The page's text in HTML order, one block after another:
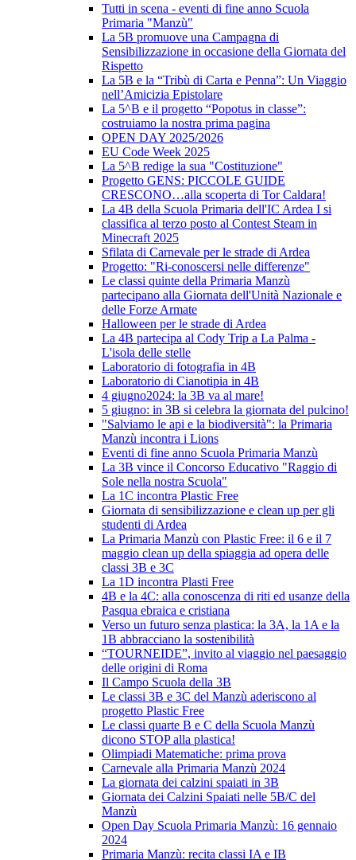
Tutti in scena - eventi di fine anno Scuola
Primaria "Manzù"
La 5B promuove una Campagna di
Sensibilizzazione in occasione della Giornata del
Rispetto
La 5B e la “Tribù di Carta e Penna”: Un Viaggio
nell’Amicizia Epistolare
La 5^B e il progetto “Popotus in classe”:
costruiamo la nostra prima pagina
OPEN DAY 2025/2026
EU Code Week 2025
La 5^B redige la sua "Costituzione"
Progetto GENS: PICCOLE GUIDE
CRESCONO…alla scoperta di Tor Caldara!
La 4B della Scuola Primaria dell'IC Ardea I si
classifica al terzo posto al Contest Steam in
Minecraft 2025
Sfilata di Carnevale per le strade di Ardea
Progetto: "Ri-conoscersi nelle differenze"
Le classi quinte della Primaria Manzù
partecipano alla Giornata dell'Unità Nazionale e
delle Forze Armate
Halloween per le strade di Ardea
La 4B partecipa al Cody Trip a La Palma -
L'isola delle stelle
Laboratorio di fotografia in 4B
Laboratorio di Cianotipia in 4B
4 giugno2024: la 3B va al mare!
5 giugno: in 3B si celebra la giornata del pulcino!
"Salviamo le api e la biodiversità": la Primaria
Manzù incontra i Lions
Eventi di fine anno Scuola Primaria Manzù
La 3B vince il Concorso Educativo "Raggio di
Sole nella nostra Scuola"
La 1C incontra Plastic Free
Giornata di sensibilizzazione e clean up per gli
studenti di Ardea
La Primaria Manzù con Plastic Free: il 6 e il 7
maggio clean up della spiaggia ad opera delle
classi 3B e 3C
La 1D incontra Plasti Free
4B e la 4C: alla conoscenza di riti ed usanze della
Pasqua ebraica e cristiana
Verso un futuro senza plastica: la 3A, la 1A e la
1B abbracciano la sostenibilità
“TOURNEIDE”, invito al viaggio nel paesaggio
delle origini di Roma
Il Campo Scuola della 3B
Le classi 3B e 3C del Manzù aderiscono al
progetto Plastic Free
Le classi quarte B e C della Scuola Manzù
dicono STOP alla plastica!
Olimpiadi Matematiche: prima prova
Carnevale alla Primaria Manzù 2024
La giornata dei calzini spaiati in 3B
Giornata dei Calzini Spaiati nelle 5B/C del
Manzù
Open Day Scuola Primaria Manzù: 16 gennaio
2024
Primaria Manzù: recita classi IA e IB